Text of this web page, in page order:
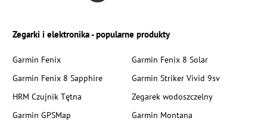
Zegarki i elektronika - popularne produkty
Garmin Fenix
Garmin Fenix 8 Solar
Garmin Fenix 8 Sapphire
Garmin Striker Vivid 9sv
HRM Czujnik Tętna
Zegarek wodoszczelny
Garmin GPSMap
Garmin Montana